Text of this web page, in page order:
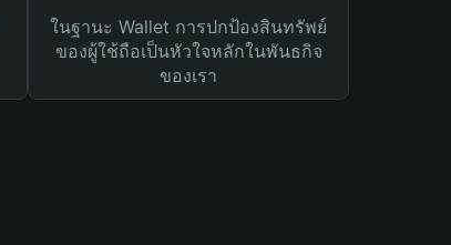
ในฐานะ Wallet การปกป้องสินทรัพย์
ของผู้ใช้ถือเป็นหัวใจหลักในพันธกิจ
ของเรา